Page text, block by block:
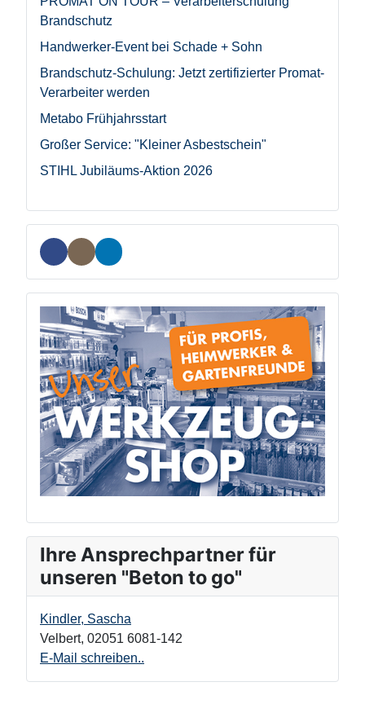
Brandschutz
Handwerker-Event bei Schade + Sohn
Brandschutz-Schulung: Jetzt zertifizierter Promat-
Verarbeiter werden
Metabo Frühjahrsstart
Großer Service: "Kleiner Asbestschein"
STIHL Jubiläums-Aktion 2026
Ihre Ansprechpartner für
unseren "Beton to go"
Kindler, Sascha
Velbert, 02051 6081-142
E-Mail schreiben..